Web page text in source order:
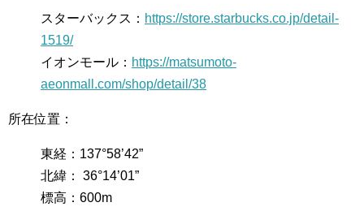
スターバックス： https://store.starbucks.co.jp/detail-
1519/
イオンモール： https://matsumoto-
aeonmall.com/shop/detail/38
所在位置：
東経：137°58’42”
北緯： 36°14’01”
標高：600m